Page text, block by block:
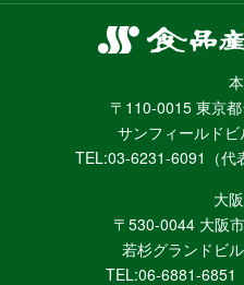
〒110-0015 東京
サンフィールド
TEL:03-6231-6091（
大
〒530-0044 大阪
若杉グランドビ
TEL:06-6881-